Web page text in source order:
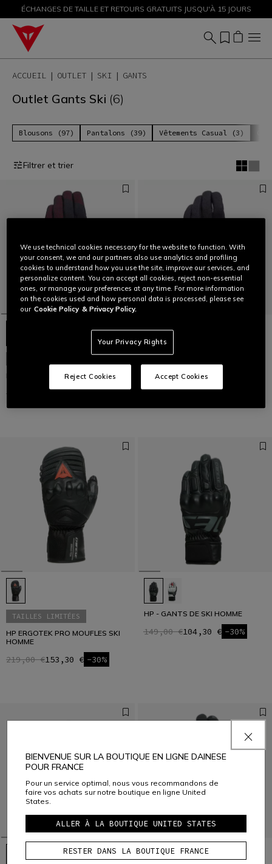
PROMOTIONS JUSQU'À-50 % – ACHETEZ MAINTENANT
ÉCHANGES DE TAILLE ET RETOURS GRATUITS JUSQU'À 15 JOURS
ACCUEIL OUTLET SKI GANTS
Outlet Gants Ski (6)
Blousons (97) Pantalons (39) Vêtements Casual (3)
Filtrer et trier
KNIT GANTS SKI HOMME
129,00 €
KNIT GANTS SKI HOMME
129,00 €90,30 €
TAILLES LIMITÉES
HP ERGOTEK PRO MOUFLES SKI
HOMME
219,00 €153,30 € -30%
HP - GANTS DE SKI HOMME
149,00 €104,30 € -30%
BIENVENUE SUR LA BOUTIQUE EN LIGNE DAINESE
POUR FRANCE
Pour un service optimal, nous vous recommandons de
faire vos achats sur notre boutique en ligne United
States.
ALLER À LA BOUTIQUE UNITED STATES
RESTER DANS LA BOUTIQUE FRANCE
We use technical cookies necessary for the website to function. With
your consent, we and our partners also use analytics and profiling
cookies to understand how you use the site, improve our services, and
personalize content. You can accept all cookies, reject non-essential
ones, or manage your preferences at any time. For more information
on the cookies used and how personal data is processed, please see
our Cookie Policy & Privacy Policy.
Your Privacy Rights
Reject Cookies Accept Cookies